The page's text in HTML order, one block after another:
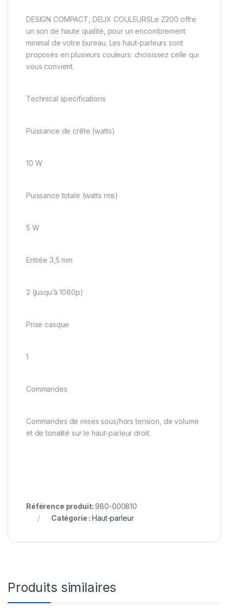
DESIGN COMPACT, DEUX COULEURSLe Z200 offre
un son de haute qualité, pour un encombrement
minimal de votre bureau. Les haut-parleurs sont
proposés en plusieurs couleurs: choisissez celle qui
vous convient.
Technical specifications
Puissance de crête (watts)
10 W
Puissance totale (watts rms)
5 W
Entrée 3,5 mm
2 (jusqu’à 1080p)
Prise casque
1
Commandes
Commandes de mises sous/hors tension, de volume
et de tonalité sur le haut-parleur droit.
Référence produit:980-000810
Catégorie :Haut-parleur
Produits similaires